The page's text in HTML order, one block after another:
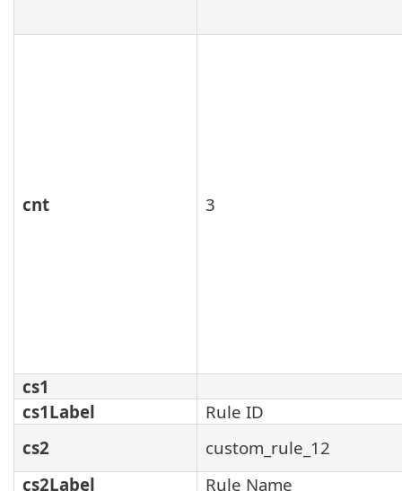
cnt 3
cs1
cs1Label
Rule ID
cs2
custom_rule_12
cs2Label
Rule Name